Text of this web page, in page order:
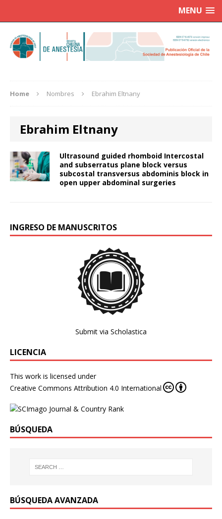
MENU
Home Nombres Ebrahim Eltnany
Ebrahim Eltnany
Ultrasound guided rhomboid Intercostal
and subserratus plane block versus
subcostal transversus abdominis block in
open upper abdominal surgeries
INGRESO DE MANUSCRITOS
Submit via Scholastica
LICENCIA
This work is licensed under
Creative Commons Attribution 4.0 International
BÚSQUEDA
BÚSQUEDA AVANZADA